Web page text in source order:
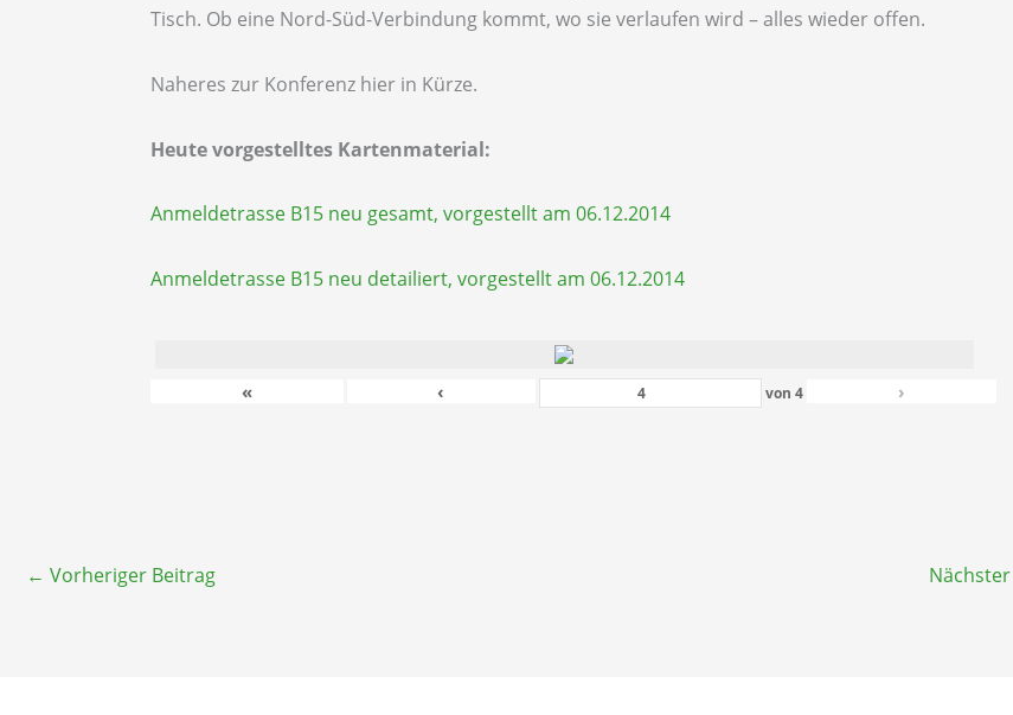
Tisch. Ob eine Nord-Süd-Verbindung kommt, wo sie verlaufen wird – alles wieder offen.
Naheres zur Konferenz hier in Kürze.
Heute vorgestelltes Kartenmaterial:
Anmeldetrasse B15 neu gesamt, vorgestellt am 06.12.2014
Anmeldetrasse B15 neu detailiert, vorgestellt am 06.12.2014
« ‹ von4 ›
← Vorheriger Beitrag